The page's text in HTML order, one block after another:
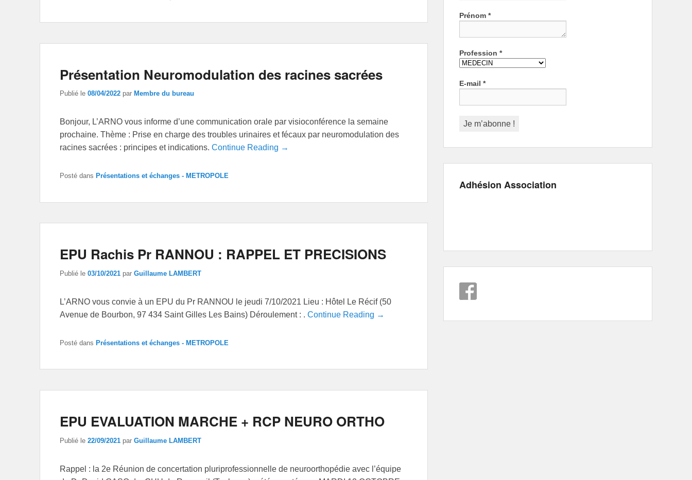
Présentation Neuromodulation des racines sacrées
Publié le 08/04/2022 par Membre du bureau
Bonjour, L’ARNO vous informe d’une communication orale par visioconférence la semaine
prochaine. Thème : Prise en charge des troubles urinaires et fécaux par neuromodulation des
racines sacrées : principes et indications. Continue Reading →
Posté dans Présentations et échanges - METROPOLE
EPU Rachis Pr RANNOU : RAPPEL ET PRECISIONS
Publié le 03/10/2021 par Guillaume LAMBERT
L’ARNO vous convie à un EPU du Pr RANNOU le jeudi 7/10/2021 Lieu : Hôtel Le Récif (50
Avenue de Bourbon, 97 434 Saint Gilles Les Bains) Déroulement : . Continue Reading →
Posté dans Présentations et échanges - METROPOLE
EPU EVALUATION MARCHE + RCP NEURO ORTHO
Publié le 22/09/2021 par Guillaume LAMBERT
Rappel : la 2e Réunion de concertation pluriprofessionnelle de neuroorthopédie avec l’équipe
Prénom *
Profession *
E-mail *
Adhésion Association